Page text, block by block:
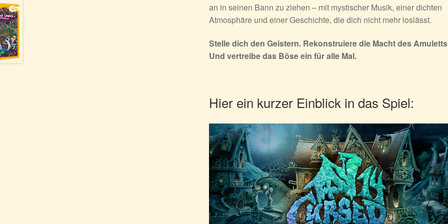
an in seinen Bann zu ziehen – mit mystischer Musik, einer dichten
Atmosphäre und einer Geschichte, die dich nicht mehr loslässt.
Stelle dich den Geistern. Rekonstruiere die Macht des
Und vertreibe das Böse ein für alle Mal.
Hier ein kurzer Einblick in das Spiel:
Video-
Player